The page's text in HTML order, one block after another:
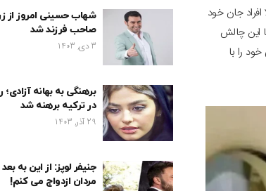
افراد جان خود
۱۴۰۰ دلار در نظر گرفت. اما این چالش
را با
شهاب حسینی امروز
صاحب فرزند شد
3 دی, 1403
برهنگی به بهانه آزادی؛
در ترکیه برهنه شد
29 آذر, 1403
جنیفر لوپز: از این به
مردان ازدواج می کنم!